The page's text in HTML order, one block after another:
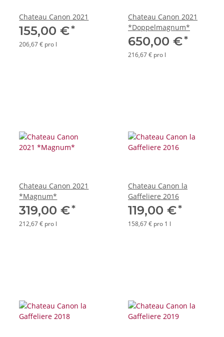
Chateau Canon 2021
155,00 €*
206,67 € pro l
Chateau Canon 2021
*Doppelmagnum*
650,00 €*
216,67 € pro l
Chateau Canon 2021
*Magnum*
319,00 €*
212,67 € pro l
Chateau Canon la
Gaffeliere 2016
119,00 €*
158,67 € pro 1 l